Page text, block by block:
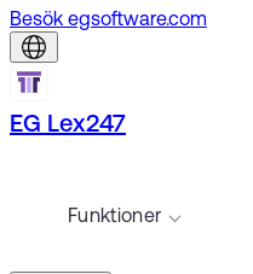
Besök egsoftware.com
EG Lex247
Funktioner